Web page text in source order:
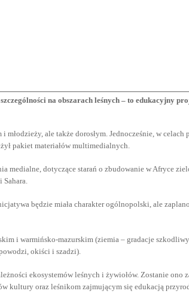
na obszarach leśnych – to edukacyjny
ale także dorosłym. Jednocześnie, w
pakiet materiałów multimedialnych.
dotyczące starań o zbudowanie w Afryce
będzie miała charakter ogólnopolski, ale
i warmińsko-mazurskim (ziemia – gradacje
okiści i szadzi).
ekosystemów leśnych i żywiołów. Zostanie ono
oraz leśnikom zajmującym się edukacją